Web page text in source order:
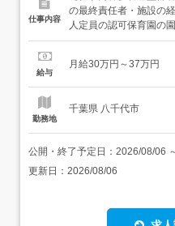
仕事内容
の最終責任者・施設の
人定員の認可保育園の
う。 【経験・資格】<
料は前職の残業代込み
給与
月給30万円～37万円
勤務地
千葉県 八千代市
公開・終了予定日： 2026/08/06
更新日： 2026/08/06